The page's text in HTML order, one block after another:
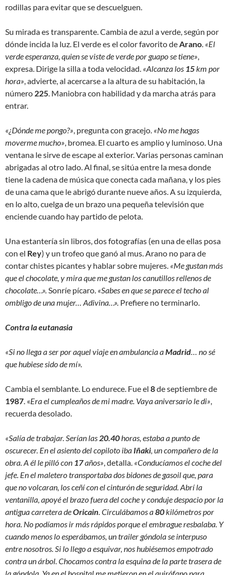
rodillas para evitar que se descuelguen.
Su mirada es transparente. Cambia de azul a verde, según por
dónde incida la luz. El verde es el color favorito deArano. «El
verde esperanza, quien se viste de verde por guapo se tiene»,
expresa. Dirige la silla a toda velocidad. «Alcanza los 15km por
hora», advierte, al acercarse a la altura de su habitación, la
número 225. Maniobra con habilidad y da marcha atrás para
entrar.
«¿Dónde me pongo?», pregunta con gracejo. «No me hagas
moverme mucho», bromea. El cuarto es amplio y luminoso. Una
ventana le sirve de escape al exterior. Varias personas caminan
abrigadas al otro lado. Al final, se sitúa entre la mesa donde
tiene la cadena de música que conecta cada mañana, y los pies
de una cama que le abrigó durante nueve años. A su izquierda,
en lo alto, cuelga de un brazo una pequeña televisión que
enciende cuando hay partido de pelota.
Una estantería sin libros, dos fotografías (en una de ellas posa
con el Rey) y un trofeo que ganó al mus. Arano no para de
contar chistes picantes y hablar sobre mujeres. «Me gustan más
que el chocolate, y mira que me gustan los canutillos rellenos de
chocolate…».Sonríe pícaro. «Sabes en que se parece el techo al
ombligo de una mujer… Adivina…». Prefiere no terminarlo.
Contra la eutanasia
«Si no llega a ser por aquel viaje en ambulancia aMadrid… no sé
que hubiese sido de mí».
Cambia el semblante. Lo endurece. Fue el 8de septiembre de
1987. «Era el cumpleaños de mi madre. Vaya aniversario le di»,
recuerda desolado.
«Salía de trabajar. Serían las20.40horas, estaba a punto de
oscurecer. En el asiento del copiloto iba Iñaki, un compañero de la
obra. A él le pilló con 17años», detalla. «Conducíamos el coche del
jefe. En el maletero transportaba dos bidones de gasoil que, para
que no volcaran, los ceñí con el cinturón de seguridad. Abrí la
ventanilla, apoyé el brazo fuera del coche y conduje despacio por la
antigua carretera deOricain. Circulábamos a80kilómetros por
hora. No podíamos ir más rápidos porque el embrague resbalaba. Y
cuando menos lo esperábamos, un trailer góndola se interpuso
entre nosotros. Si lo llego a esquivar, nos hubiésemos empotrado
contra un árbol. Chocamos contra la esquina de la parte trasera de